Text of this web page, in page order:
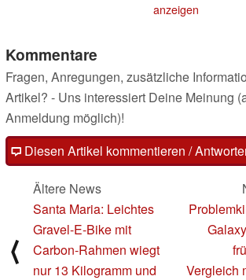
anzeigen
Kommentare
Fragen, Anregungen, zusätzliche
Artikel? - Uns interessiert Deine Meinung
Anmeldung möglich)!
Diesen Artikel kommentieren /
⟨
Ältere News
Santa Maria: Leichtes
Gravel-E-Bike mit
Carbon-Rahmen wiegt
nur 13 Kilogramm und
Vergleich